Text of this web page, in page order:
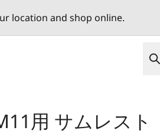
location and shop online.
用 サムレスト